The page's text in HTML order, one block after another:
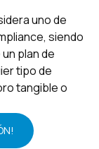
uno de
siendo
plan de
tipo de
tangible o